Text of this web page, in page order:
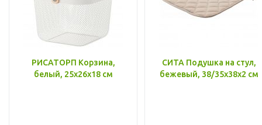
РИСАТОРП Корзина,
белый, 25x26x18 см
СИТА Подушка на стул,
бежевый, 38/35x38x2 см